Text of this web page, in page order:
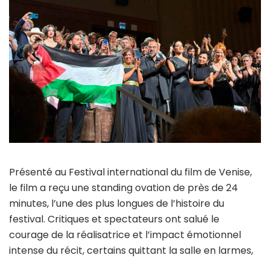
Présenté au Festival international du film de Venise,
le film a reçu une standing ovation de près de 24
minutes, l’une des plus longues de l’histoire du
festival. Critiques et spectateurs ont salué le
courage de la réalisatrice et l’impact émotionnel
intense du récit, certains quittant la salle en larmes,